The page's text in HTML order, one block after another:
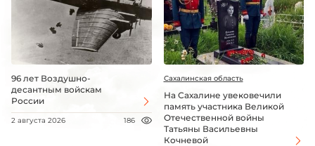
96 лет Воздушно-
десантным войскам
России
2 августа 2026 186
Сахалинская область
На Сахалине увековечили
память участника Великой
Отечественной войны
Татьяны Васильевны
Кочневой